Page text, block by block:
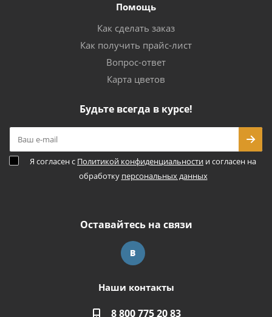
Помощь
Как сделать заказ
Как получить прайс-лист
Вопрос-ответ
Карта цветов
Будьте всегда в курсе!
Я согласен с Политикой конфиденциальности и согласен на
обработку персональных данных
Оставайтесь на связи
Наши контакты
8 800 775 20 83